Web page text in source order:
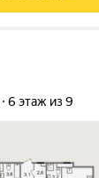
6 этаж из 9